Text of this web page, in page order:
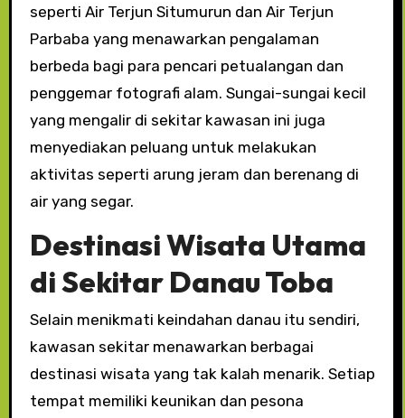
seperti Air Terjun Situmurun dan Air Terjun
Parbaba yang menawarkan pengalaman
berbeda bagi para pencari petualangan dan
penggemar fotografi alam. Sungai-sungai kecil
yang mengalir di sekitar kawasan ini juga
menyediakan peluang untuk melakukan
aktivitas seperti arung jeram dan berenang di
air yang segar.
Destinasi Wisata Utama
di Sekitar Danau Toba
Selain menikmati keindahan danau itu sendiri,
kawasan sekitar menawarkan berbagai
destinasi wisata yang tak kalah menarik. Setiap
tempat memiliki keunikan dan pesona